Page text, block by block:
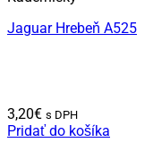
Jaguar Hrebeň A525
3,20€ s DPH
Pridať do košíka